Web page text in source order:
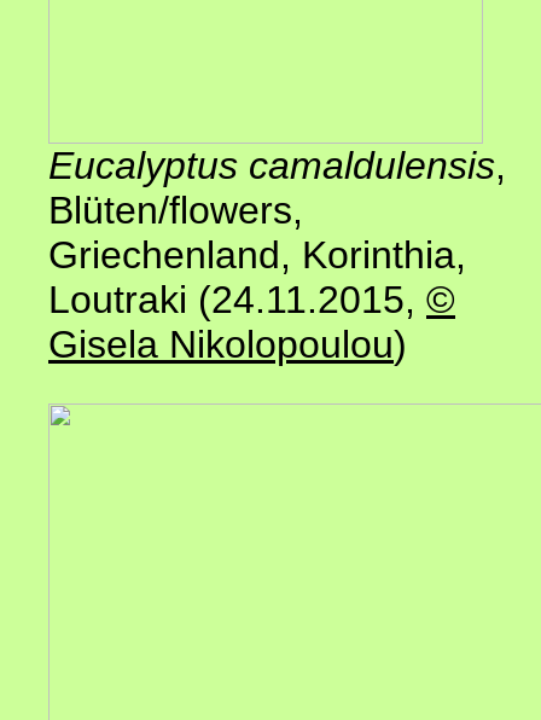
Eucalyptus camaldulensis,
Blüten/flowers,
Griechenland, Korinthia,
Loutraki (24.11.2015, ©
Gisela Nikolopoulou)